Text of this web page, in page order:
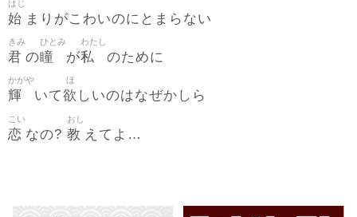
始
はじ
まりがこわいのにとまらない
君
きみ
の瞳
ひとみ
が私
わたし
のために
輝
かがや
いて欲
ほ
しいのはなぜかしら
恋
こい
なの? 教
おし
えてよ…